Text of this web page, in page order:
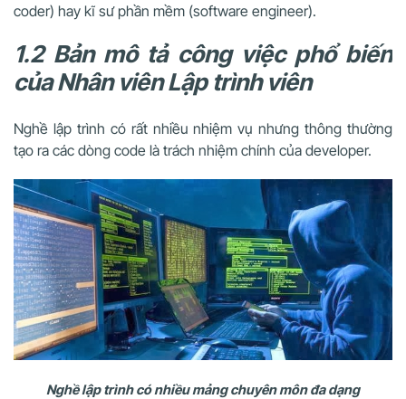
coder) hay kĩ sư phần mềm (software engineer).
1.2 Bản mô tả công việc phổ biến
củaNhân viên Lập trình viên
Nghề lập trình có rất nhiều nhiệm vụ nhưng thông thường
tạo ra các dòng code là trách nhiệm chính của developer.
Nghề lập trình có nhiều mảng chuyên môn đa dạng